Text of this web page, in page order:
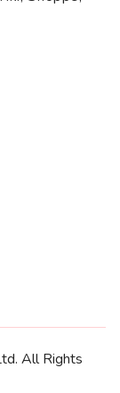
All Rights